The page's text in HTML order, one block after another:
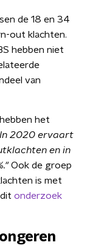
de 18 en 34
out klachten.
hebben niet
van
het
2020 ervaart
en in
Ook de groep
is met
onderzoek